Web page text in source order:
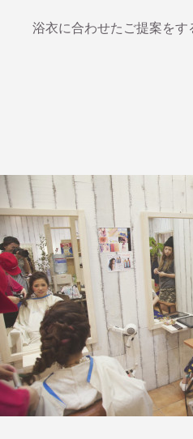
浴衣に合わせたご提案をす